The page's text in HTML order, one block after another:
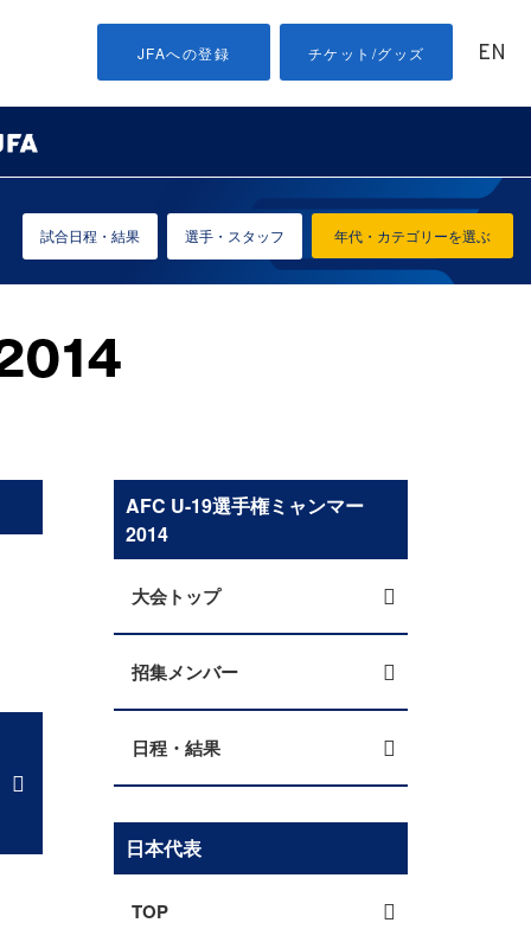
JFAへの登録 チケット/グッズ EN
年代・カテゴリーを選ぶ
試合日程・結果 選手・スタッフ
AFC U-19選手権ミャンマー
2014
大会トップ
招集メンバー
日程・結果
日本代表
TOP